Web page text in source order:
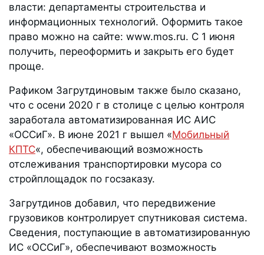
власти: департаменты строительства и
информационных технологий. Оформить такое
право можно на сайте: www.mos.ru. С 1 июня
получить, переоформить и закрыть его будет
проще.
Рафиком Загрутдиновым также было сказано,
что с осени 2020 г в столице с целью контроля
заработала автоматизированная ИС АИС
«ОССиГ». В июне 2021 г вышел «Мобильный
КПТС«, обеспечивающий возможность
отслеживания транспортировки мусора со
стройплощадок по госзаказу.
Загрутдинов добавил, что передвижение
грузовиков контролирует спутниковая система.
Сведения, поступающие в автоматизированную
ИС «ОССиГ», обеспечивают возможность